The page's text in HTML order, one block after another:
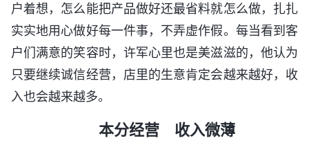
户着想，怎么能把产品做好还最省料就怎么做，扎扎
实实地用心做好每一件事，不弄虚作假。每当看到客
户们满意的笑容时，许军心里也是美滋滋的，他认为
只要继续诚信经营，店里的生意肯定会越来越好，收
入也会越来越多。
本分经营 收入微薄